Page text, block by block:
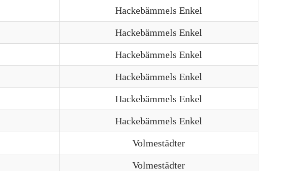
Hackebämmels Enkel
Hackebämmels Enkel
Hackebämmels Enkel
Hackebämmels Enkel
Hackebämmels Enkel
Hackebämmels Enkel
Volmestädter
Volmestädter